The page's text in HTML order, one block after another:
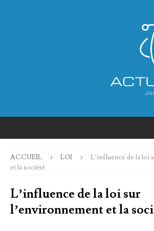
ACCUEIL LOI
L’influence de la loi
et la société
L’influence de la loi sur
l’environnement et la